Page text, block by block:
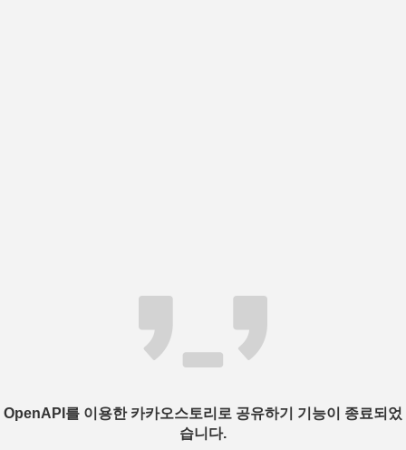
OpenAPI를 이용한 카카오스토리로 공유하기 기능이 종료되었
습니다.